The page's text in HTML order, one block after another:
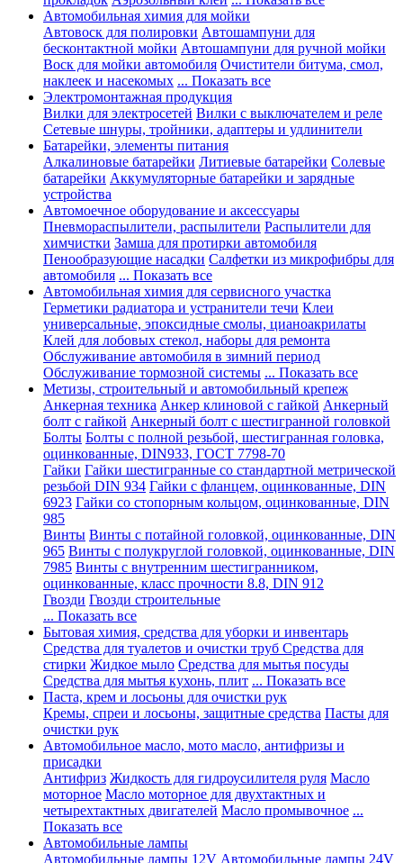
Автомобильная химия для мойки
Автовоск для полировки Автошампуни для
бесконтактной мойки Автошампуни для ручной мойки
Воск для мойки автомобиля Очистители битума, смол,
наклеек и насекомых ... Показать все
Электромонтажная продукция
Вилки для электросетей Вилки с выключателем и реле
Сетевые шнуры, тройники, адаптеры и удлинители
Батарейки, элементы питания
Алкалиновые батарейки Литиевые батарейки Солевые
батарейки Аккумуляторные батарейки и зарядные
устройства
Автомоечное оборудование и аксессуары
Пневмораспылители, распылители Распылители для
химчистки Замша для протирки автомобиля
Пенообразующие насадки Салфетки из микрофибры для
автомобиля ... Показать все
Автомобильная химия для сервисного участка
Герметики радиатора и устранители течи Клеи
универсальные, эпоксидные смолы, цианоакрилаты
Клей для лобовых стекол, наборы для ремонта
Обслуживание автомобиля в зимний период
Обслуживание тормозной системы ... Показать все
Метизы, строительный и автомобильный крепеж
Анкерная техника Анкер клиновой с гайкой Анкерный
болт с гайкой Анкерный болт с шестигранной головкой
Болты Болты с полной резьбой, шестигранная головка,
оцинкованные, DIN933, ГОСТ 7798-70
Гайки Гайки шестигранные со стандартной метрической
резьбой DIN 934 Гайки с фланцем, оцинкованные, DIN
6923 Гайки со стопорным кольцом, оцинкованные, DIN
985
Винты Винты с потайной головкой, оцинкованные, DIN
965 Винты с полукруглой головкой, оцинкованные, DIN
7985 Винты с внутренним шестигранником,
оцинкованные, класс прочности 8.8, DIN 912
Гвозди Гвозди строительные
... Показать все
Бытовая химия, средства для уборки и инвентарь
Средства для туалетов и очистки труб Средства для
стирки Жидкое мыло Средства для мытья посуды
Средства для мытья кухонь, плит ... Показать все
Паста, крем и лосьоны для очистки рук
Кремы, спреи и лосьоны, защитные средства Пасты для
очистки рук
Автомобильное масло, мото масло, антифризы и
присадки
Антифриз Жидкость для гидроусилителя руля Масло
моторное Масло моторное для двухтактных и
четырехтактных двигателей Масло промывочное ...
Показать все
Автомобильные лампы
Автомобильные лампы 12V Автомобильные лампы 24V